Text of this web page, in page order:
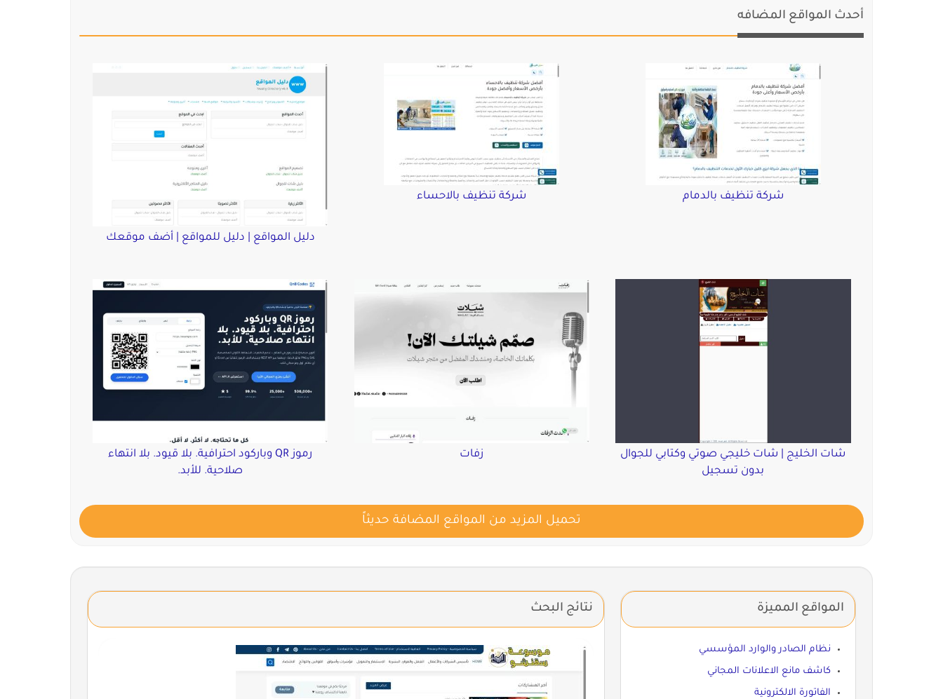
أحدث المواقع المضافه
شركة تنظيف بالدمام شركة تنظيف بالاحساء
دليل المواقع | دليل للمواقع | أضف موقعك
شات الخليج | شات خليجي صوتي وكتابي للجوال
بدون تسجيل
زفات
رموز QR وباركود احترافية. بلا قيود. بلا انتهاء
صلاحية. للأبد.
تحميل المزيد من المواقع المضافة حديثاً
نتائج البحث المواقع المميزة
نظام الصادر والوارد المؤسسي
كاشف مانع الاعلانات المجاني
الفاتورة الالكترونية